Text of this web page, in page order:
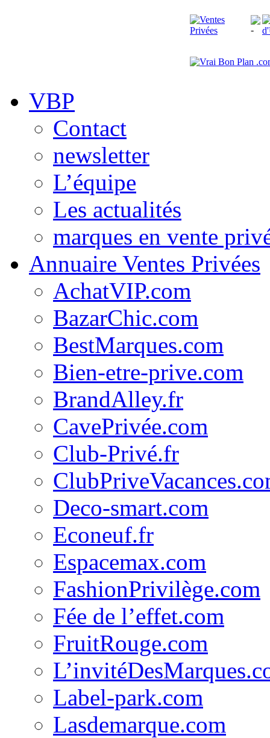
VBP
Contact
newsletter
L’équipe
Les actualités
marques en vente
Annuaire Ventes Privées
AchatVIP.com
BazarChic.com
BestMarques.com
Bien-etre-prive.com
BrandAlley.fr
CavePrivée.com
Club-Privé.fr
Deco-smart.com
Econeuf.fr
Espacemax.com
FashionPrivilège.com
Fée de l’effet.com
FruitRouge.com
Label-park.com
Lasdemarque.com